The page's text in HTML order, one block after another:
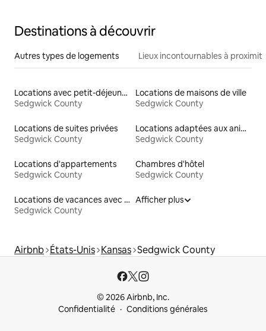
Destinations à découvrir
Autres types de logements Lieux incontournables à
Locations avec petit-déjeuner
Sedgwick County
Locations de maisons de ville
Sedgwick County
Locations de suites privées
Sedgwick County
Locations adaptées aux animaux
Sedgwick County
Locations d'appartements
Sedgwick County
Chambres d'hôtel
Sedgwick County
Locations de vacances avec piscine
Sedgwick County
Afficher plus
Airbnb États-Unis Kansas Sedgwick County
© 2026 Airbnb, Inc.
Confidentialité
Conditions générales